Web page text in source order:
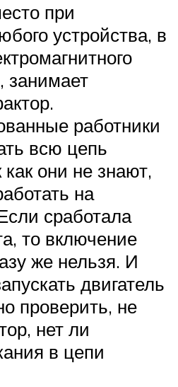
при
устройства, в
занимает
работники
всю цепь
они не знают,
на
сработала
то включение
же нельзя. И
двигатель
проверить, не
нет ли
в цепи